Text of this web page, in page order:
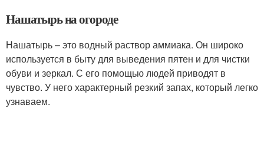
Нашатырь на огороде
Нашатырь – это водный раствор аммиака. Он широко
используется в быту для выведения пятен и для чистки
обуви и зеркал. С его помощью людей приводят в
чувство. У него характерный резкий запах, который легко
узнаваем.